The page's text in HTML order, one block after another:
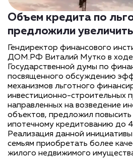
Объем кредита по
предложили увеличить
Гендиректор финансового
ДОМ.РФ Виталий Мутко в ходе
Государственной думы по
посвященного обсуждению
механизмов льготного
инвестиционно-строительных
направленных на возведение
объектов, предложил
ипотечному кредитованию до
Реализация данной
семьям приобретать более
жилого недвижимого